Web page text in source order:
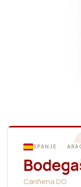
SPANJE ·
Cariñena DO